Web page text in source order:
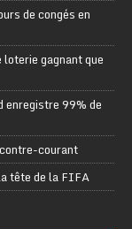
de congés en
gagnant que
enregistre 99% de
courant
tête de la FIFA